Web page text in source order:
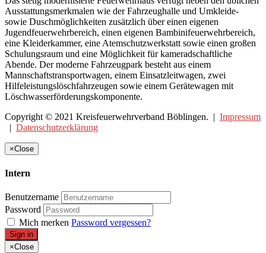
Ausstattungsmerkmalen wie der Fahrzeughalle und Umkleide-
sowie Duschmöglichkeiten zusätzlich über einen eigenen
Jugendfeuerwehrbereich, einen eigenen Bambinifeuerwehrbereich,
eine Kleiderkammer, eine Atemschutzwerkstatt sowie einen großen
Schulungsraum und eine Möglichkeit für kameradschaftliche
Abende. Der moderne Fahrzeugpark besteht aus einem
Mannschaftstransportwagen, einem Einsatzleitwagen, zwei
Hilfeleistungslöschfahrzeugen sowie einem Gerätewagen mit
Löschwasserförderungskomponente.
Copyright © 2021 Kreisfeuerwehrverband Böblingen. | Impressum
| Datenschutzerklärung
×Close
Intern
Benutzername
Password
Mich merken Password vergessen?
Sign in
×Close